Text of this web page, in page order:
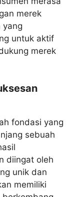
merek
yang
untuk aktif
merek
fondasi yang
sebuah
diingat oleh
unik dan
memiliki